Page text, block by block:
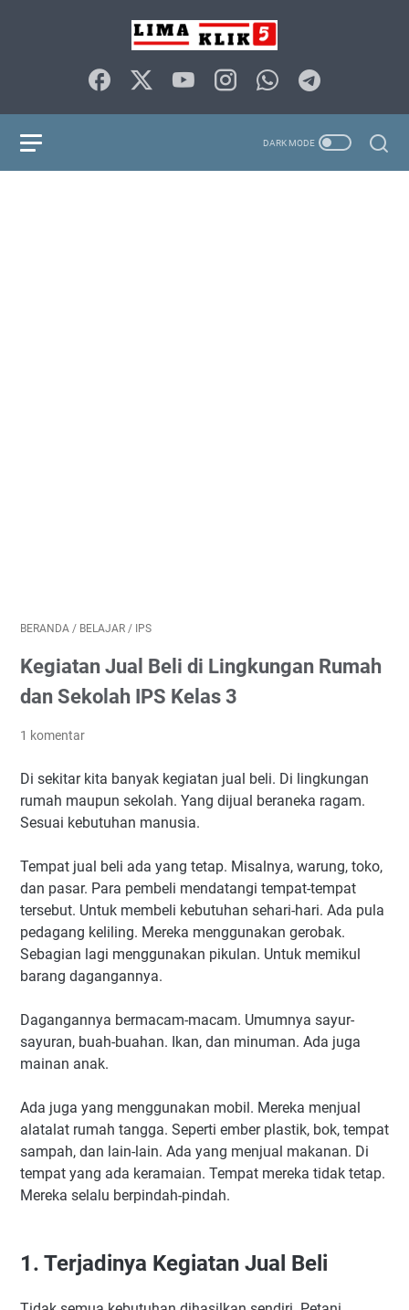
BERANDA / BELAJAR / IPS
Kegiatan Jual Beli di Lingkungan Rumah
dan Sekolah IPS Kelas 3
1 komentar
Di sekitar kita banyak kegiatan jual beli. Di lingkungan
rumah maupun sekolah. Yang dijual beraneka ragam.
Sesuai kebutuhan manusia.
Tempat jual beli ada yang tetap. Misalnya, warung, toko,
dan pasar. Para pembeli mendatangi tempat-tempat
tersebut. Untuk membeli kebutuhan sehari-hari. Ada pula
pedagang keliling. Mereka menggunakan gerobak.
Sebagian lagi menggunakan pikulan. Untuk memikul
barang dagangannya.
Dagangannya bermacam-macam. Umumnya sayur-
sayuran, buah-buahan. Ikan, dan minuman. Ada juga
mainan anak.
Ada juga yang menggunakan mobil. Mereka menjual
alatalat rumah tangga. Seperti ember plastik, bok, tempat
sampah, dan lain-lain. Ada yang menjual makanan. Di
tempat yang ada keramaian. Tempat mereka tidak tetap.
Mereka selalu berpindah-pindah.
1. Terjadinya Kegiatan Jual Beli